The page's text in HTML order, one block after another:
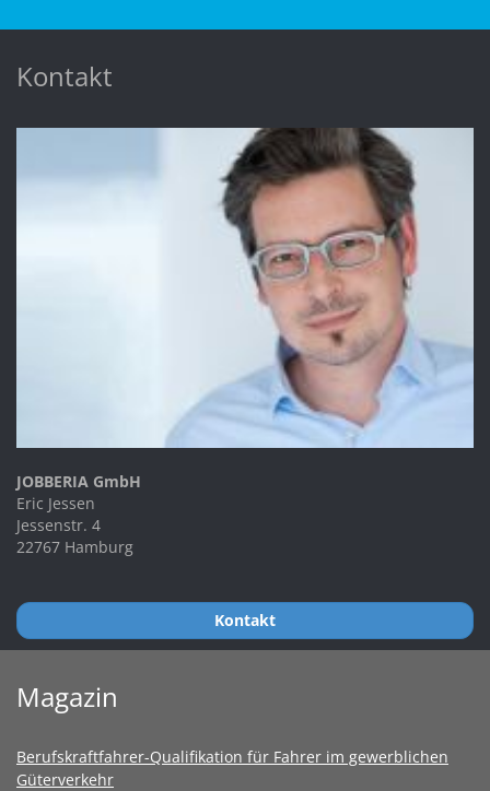
Kontakt
JOBBERIA GmbH
Eric Jessen
Jessenstr. 4
22767 Hamburg
Kontakt
Magazin
Berufskraftfahrer-Qualifikation für Fahrer im gewerblichen
Güterverkehr